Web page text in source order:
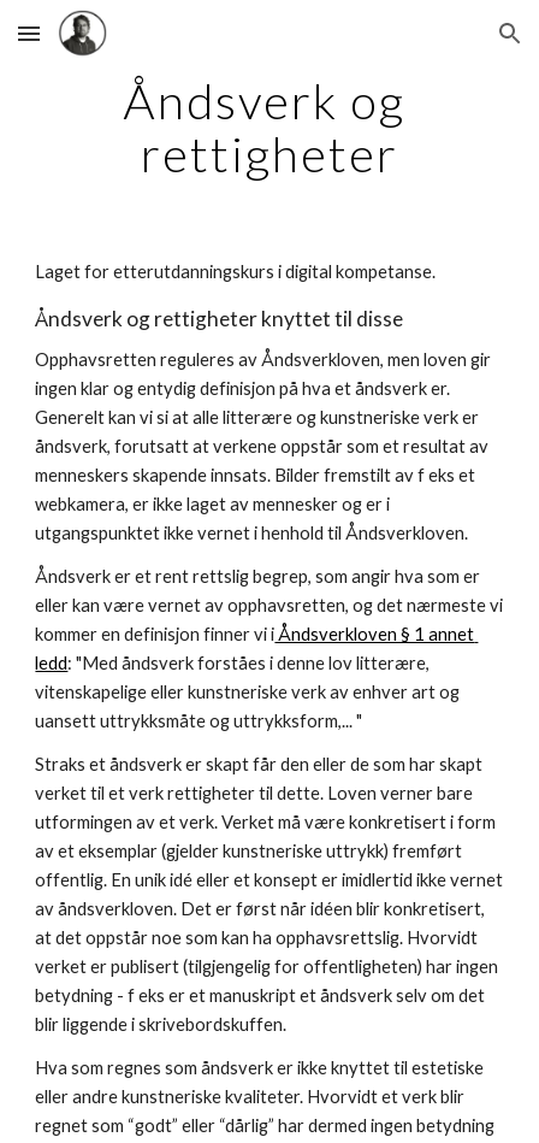
Skip to main content Skip to navigation
Åndsverk og
rettigheter
Laget for etterutdanningskurs i digital kompetanse.
Åndsverk og rettigheter knyttet til disse
Opphavsretten reguleres av Åndsverkloven, men loven gir
ingen klar og entydig definisjon på hva et åndsverk er.
Generelt kan vi si at alle litterære og kunstneriske verk er
åndsverk, forutsatt at verkene oppstår som et resultat av
menneskers skapende innsats. Bilder fremstilt av f eks et
webkamera, er ikke laget av mennesker og er i
utgangspunktet ikke vernet i henhold til Åndsverkloven.
Åndsverk er et rent rettslig begrep, som angir hva som er
eller kan være vernet av opphavsretten, og det nærmeste vi
kommer en definisjon finner vi i Åndsverkloven § 1 annet
ledd: "Med åndsverk forståes i denne lov litterære,
vitenskapelige eller kunstneriske verk av enhver art og
uansett uttrykksmåte og uttrykksform,... "
Straks et åndsverk er skapt får den eller de som har skapt
verket til et verk rettigheter til dette. Loven verner bare
utformingen av et verk. Verket må være konkretisert i form
av et eksemplar (gjelder kunstneriske uttrykk) fremført
offentlig. En unik idé eller et konsept er imidlertid ikke vernet
av åndsverkloven. Det er først når idéen blir konkretisert,
at det oppstår noe som kan ha opphavsrettslig. Hvorvidt
verket er publisert (tilgjengelig for offentligheten) har ingen
betydning - f eks er et manuskript et åndsverk selv om det
blir liggende i skrivebordskuffen.
Hva som regnes som åndsverk er ikke knyttet til estetiske
eller andre kunstneriske kvaliteter. Hvorvidt et verk blir
regnet som “godt” eller “dårlig” har dermed ingen betydning